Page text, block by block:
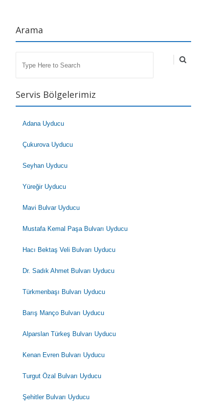
Arama
Search
Servis Bölgelerimiz
Adana Uyducu
Çukurova Uyducu
Seyhan Uyducu
Yüreğir Uyducu
Mavi Bulvar Uyducu
Mustafa Kemal Paşa Bulvarı Uyducu
Hacı Bektaş Veli Bulvarı Uyducu
Dr. Sadık Ahmet Bulvarı Uyducu
Türkmenbaşı Bulvarı Uyducu
Barış Manço Bulvarı Uyducu
Alparslan Türkeş Bulvarı Uyducu
Kenan Evren Bulvarı Uyducu
Turgut Özal Bulvarı Uyducu
Şehitler Bulvarı Uyducu